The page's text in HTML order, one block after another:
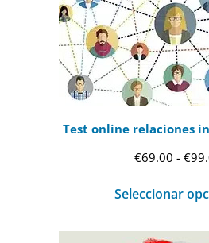
Test online relaciones
€69.00 - €
Seleccionar